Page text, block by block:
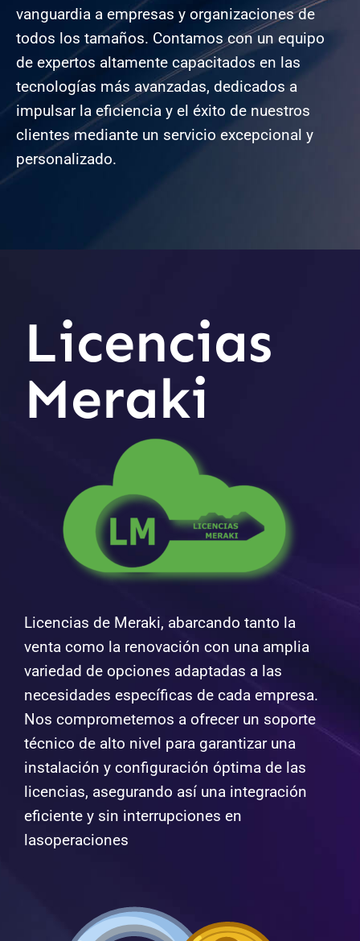
vanguardia a empresas y organizaciones de
todos los tamaños. Contamos con un equipo
de expertos altamente capacitados en las
tecnologías más avanzadas, dedicados a
impulsar la eficiencia y el éxito de nuestros
clientes mediante un servicio excepcional y
personalizado.
Licencias
Meraki
Licencias de Meraki, abarcando tanto la
venta como la renovación con una amplia
variedad de opciones adaptadas a las
necesidades específicas de cada empresa.
Nos comprometemos a ofrecer un soporte
técnico de alto nivel para garantizar una
instalación y configuración óptima de las
licencias, asegurando así una integración
eficiente y sin interrupciones en
lasoperaciones